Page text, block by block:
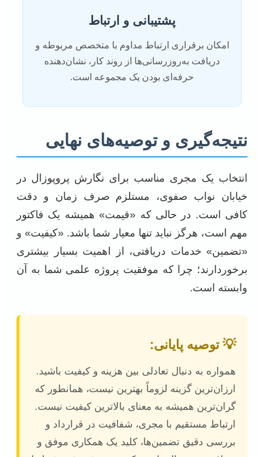
پشتیبانی و ارتباط
امکان برقراری ارتباط مداوم با متخصص مربوطه و
دریافت به‌روزرسانی‌ها از روند کار، نشان‌دهنده
حرفه‌ای بودن یک مجموعه است.
نتیجه‌گیری و توصیه‌های نهایی
انتخاب یک مجری مناسب برای نگارش پروپوزال در
خیابان نواب صفوی، مستلزم صرف زمان و دقت
کافی است. در حالی که «قیمت» همیشه یک فاکتور
مهم است، هرگز نباید تنها معیار شما باشد. «کیفیت» و
«تضمین» خدمات دریافتی، از اهمیت بسیار بیشتری
برخوردارند؛ چرا که موفقیت پروژه علمی شما به آن
وابسته است.
💡 توصیه پایانی:
همواره به دنبال تعادلی بین هزینه و کیفیت باشید.
ارزان‌ترین گزینه لزوماً بهترین نیست، همانطور که
گران‌ترین همیشه به معنای بالاترین کیفیت نیست.
ارتباط مستقیم با مجری، شفافیت در قرارداد و
بررسی دقیق تضمین‌ها، کلید یک همکاری موفق و